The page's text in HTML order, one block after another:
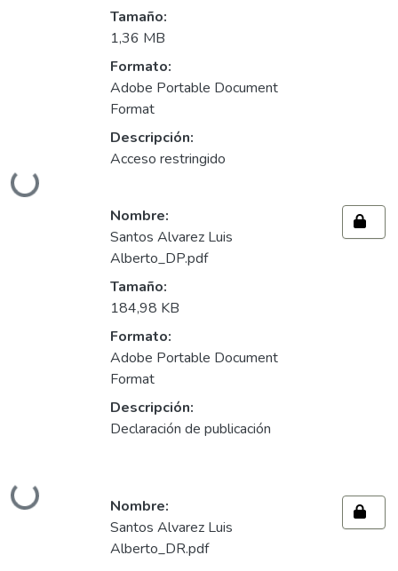
Cargando...
Tamaño:
1,36 MB
Formato:
Adobe Portable Document
Format
Descripción:
Acceso restringido
Cargando...
Nombre:
Santos Alvarez Luis
Alberto_DP.pdf
Tamaño:
184,98 KB
Formato:
Adobe Portable Document
Format
Descripción:
Declaración de publicación
Nombre:
Santos Alvarez Luis
Alberto_DR.pdf